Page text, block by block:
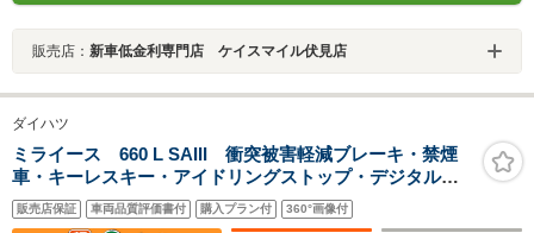
販売店： 新車低金利専門店 ケイスマイル伏見店
ダイハツ
ミライース 660 L SAIII 衝突被害軽減ブレーキ・禁煙
車・キーレスキー・アイドリングストップ・デジタルメ
ーター
販売店保証 車両品質評価書付 購入プラン付 360°画像付